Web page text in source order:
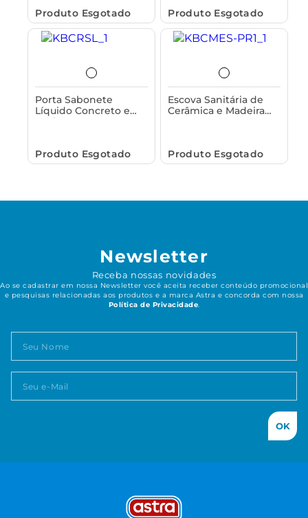
Produto Esgotado Produto Esgotado
Porta Sabonete
Líquido Concreto e
Acabamento em
Produto Esgotado
Escova Sanitária de
Cerâmica e Madeira
Produto Esgotado
Newsletter
Receba nossas novidades
Ao se cadastrar em nossa Newsletter você aceita receber conteúdo promocional
e pesquisas relacionadas aos produtos e a marca Astra e concorda com nossa
Política de Privacidade.
OK